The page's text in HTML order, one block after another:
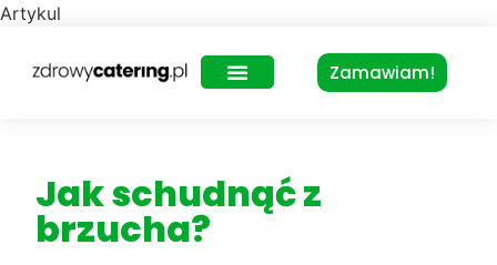
Artykul
Zamawiam!
Jak schudnąć z
brzucha?